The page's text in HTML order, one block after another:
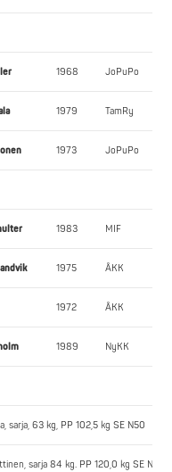
1968 JoPuPo
1979 TamRy
1973 JoPuPo
1983 MIF
1975 ÅKK
1972 ÅKK
1989 NyKK
sarja, 63 kg, PP 102,5 kg SE N50
sarja 84 kg. PP 120,0 kg SE N50